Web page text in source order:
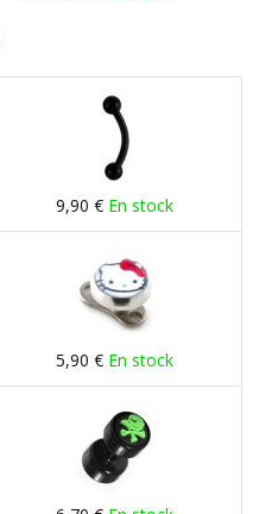
9,90 € En stock
5,90 € En stock